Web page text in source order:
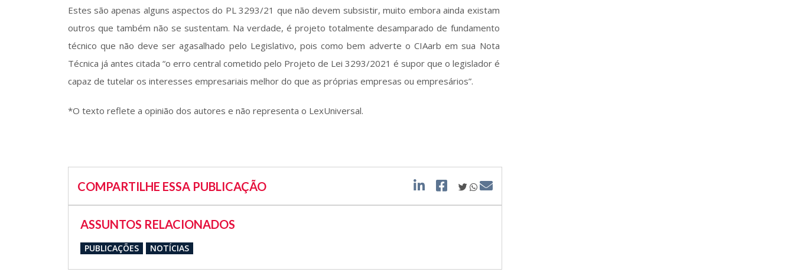
Estes são apenas alguns aspectos do PL 3293/21 que não devem subsistir, muito embora ainda existam
outros que também não se sustentam. Na verdade, é projeto totalmente desamparado de fundamento
técnico que não deve ser agasalhado pelo Legislativo, pois como bem adverte o CIAarb em sua Nota
Técnica já antes citada “o erro central cometido pelo Projeto de Lei 3293/2021 é supor que o legislador é
capaz de tutelar os interesses empresariais melhor do que as próprias empresas ou empresários”.
*O texto reflete a opinião dos autores e não representa o LexUniversal.
COMPARTILHE ESSA PUBLICAÇÃO
ASSUNTOS RELACIONADOS
PUBLICAÇÕES NOTÍCIAS